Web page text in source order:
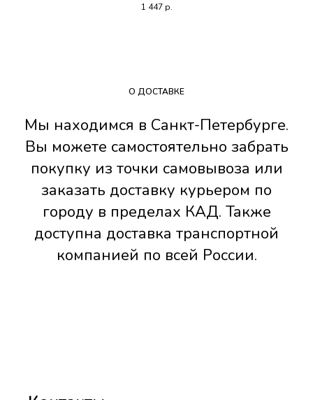
1 447 р.
О ДОСТАВКЕ
Мы находимся в Санкт-Петербурге.
Вы можете самостоятельно забрать
покупку из точки самовывоза или
заказать доставку курьером по
городу в пределах КАД. Также
доступна доставка транспортной
компанией по всей России.